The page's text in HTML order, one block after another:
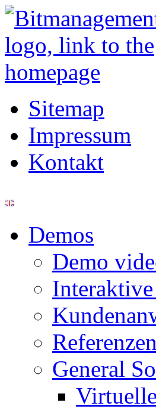
Sitemap
Impressum
Kontakt
Demos
Demo
Referenzen
General